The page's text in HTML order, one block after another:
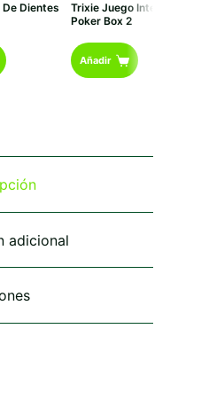
Dientes
Trixie Juego Interactivo
Poker Box 2
Añadir
adicional